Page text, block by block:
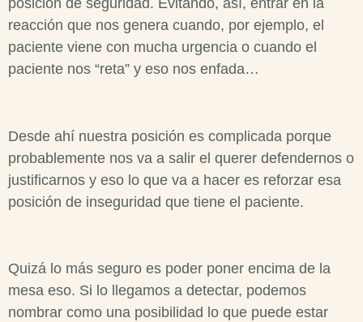
reacción que nos genera cuando, por ejemplo, el
paciente viene con mucha urgencia o cuando el
paciente nos “reta” y eso nos enfada…
Desde ahí nuestra posición es complicada porque
probablemente nos va a salir el querer defendernos o
justificarnos y eso lo que va a hacer es reforzar esa
posición de inseguridad que tiene el paciente.
Quizá lo más seguro es poder poner encima de la
mesa eso. Si lo llegamos a detectar, podemos
nombrar como una posibilidad lo que puede estar